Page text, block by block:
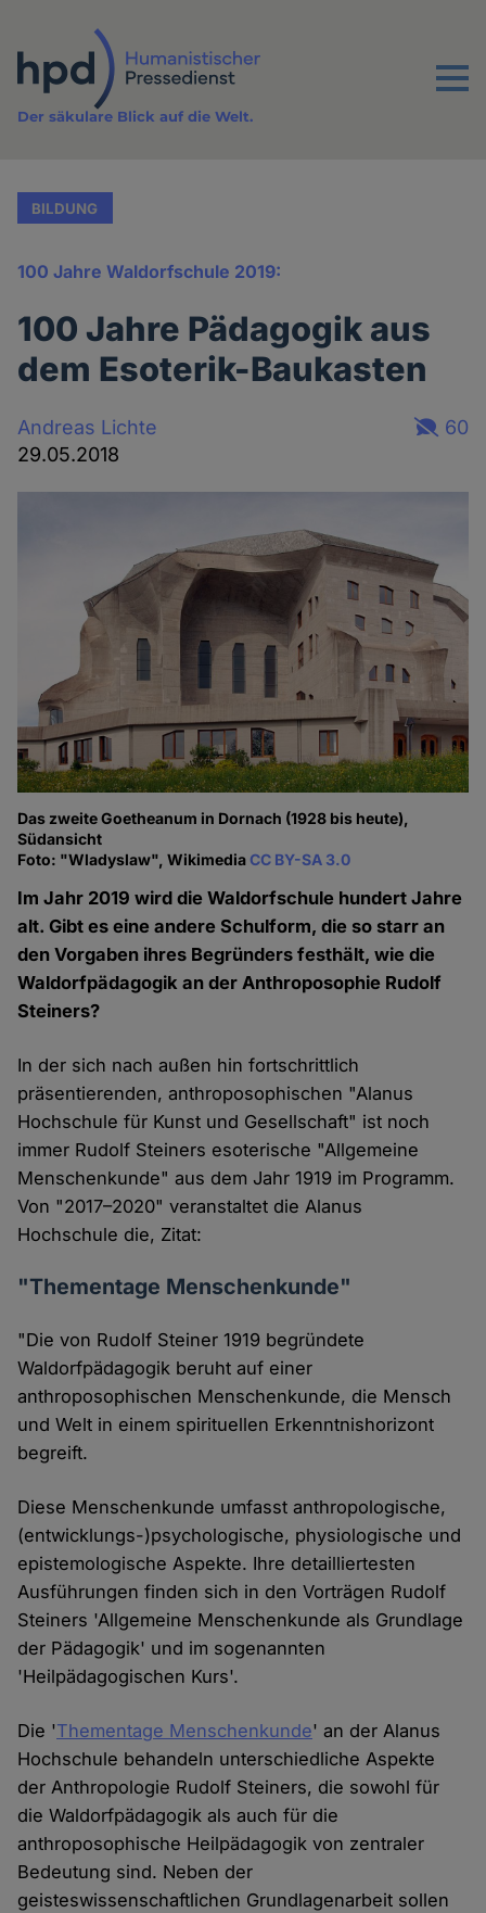
Inhalt
Menu
Der säkulare Blick auf die Welt.
BILDUNG
100 Jahre Waldorfschule 2019:
100 Jahre Pädagogik aus
dem Esoterik-Baukasten
Andreas Lichte
29.05.2018
60
Das zweite Goetheanum in Dornach (1928 bis heute),
Südansicht
Foto: "Wladyslaw", WikimediaCC BY-SA 3.0
Im Jahr 2019 wird die Waldorfschule hundert Jahre
alt. Gibt es eine andere Schulform, die so starr an
den Vorgaben ihres Begründers festhält, wie die
Waldorfpädagogik an der Anthroposophie Rudolf
Steiners?
In der sich nach außen hin fortschrittlich
präsentierenden, anthroposophischen "Alanus
Hochschule für Kunst und Gesellschaft" ist noch
immer Rudolf Steiners esoterische "Allgemeine
Menschenkunde" aus dem Jahr 1919 im Programm.
Von "2017–2020" veranstaltet die Alanus
Hochschule die, Zitat:
"Thementage Menschenkunde"
"Die von Rudolf Steiner 1919 begründete
Waldorfpädagogik beruht auf einer
anthroposophischen Menschenkunde, die Mensch
und Welt in einem spirituellen Erkenntnishorizont
begreift.
Diese Menschenkunde umfasst anthropologische,
(entwicklungs-)psychologische, physiologische und
epistemologische Aspekte. Ihre detailliertesten
Ausführungen finden sich in den Vorträgen Rudolf
Steiners 'Allgemeine Menschenkunde als Grundlage
der Pädagogik' und im sogenannten
'Heilpädagogischen Kurs'.
Die 'Thementage Menschenkunde' an der Alanus
Hochschule behandeln unterschiedliche Aspekte
der Anthropologie Rudolf Steiners, die sowohl für
die Waldorfpädagogik als auch für die
anthroposophische Heilpädagogik von zentraler
Bedeutung sind. Neben der
geisteswissenschaftlichen Grundlagenarbeit sollen